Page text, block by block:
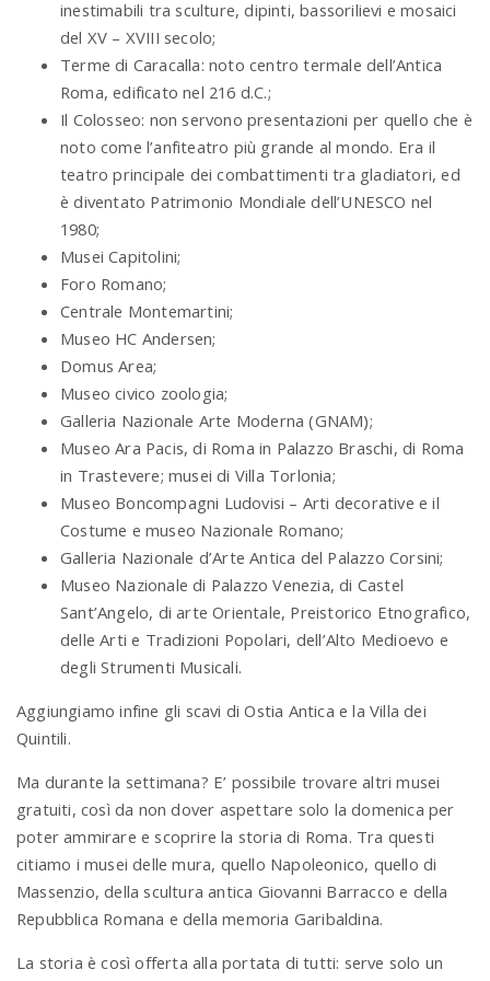
inestimabili tra sculture, dipinti, bassorilievi e mosaici
del XV – XVIII secolo;
Terme di Caracalla: noto centro termale dell’Antica
Roma, edificato nel 216 d.C.;
Il Colosseo: non servono presentazioni per quello che è
noto come l’anfiteatro più grande al mondo. Era il
teatro principale dei combattimenti tra gladiatori, ed
è diventato Patrimonio Mondiale dell’UNESCO nel
1980;
Musei Capitolini;
Foro Romano;
Centrale Montemartini;
Museo HC Andersen;
Domus Area;
Museo civico zoologia;
Galleria Nazionale Arte Moderna (GNAM);
Museo Ara Pacis, di Roma in Palazzo Braschi, di Roma
in Trastevere; musei di Villa Torlonia;
Museo Boncompagni Ludovisi – Arti decorative e il
Costume e museo Nazionale Romano;
Galleria Nazionale d’Arte Antica del Palazzo Corsini;
Museo Nazionale di Palazzo Venezia, di Castel
Sant’Angelo, di arte Orientale, Preistorico Etnografico,
delle Arti e Tradizioni Popolari, dell’Alto Medioevo e
degli Strumenti Musicali.
Aggiungiamo infine gli scavi di Ostia Antica e la Villa dei
Quintili.
Ma durante la settimana? E’ possibile trovare altri musei
gratuiti, così da non dover aspettare solo la domenica per
poter ammirare e scoprire la storia di Roma. Tra questi
citiamo i musei delle mura, quello Napoleonico, quello di
Massenzio, della scultura antica Giovanni Barracco e della
Repubblica Romana e della memoria Garibaldina.
La storia è così offerta alla portata di tutti: serve solo un